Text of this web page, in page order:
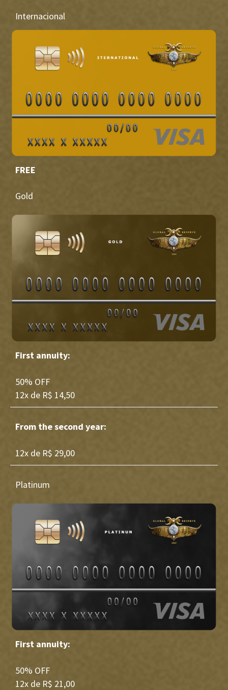
Internacional
FREE
Gold
First annuity:
50% OFF
12x de R$ 14,50
From the second year:
12x de R$ 29,00
Platinum
First annuity:
50% OFF
12x de R$ 21,00